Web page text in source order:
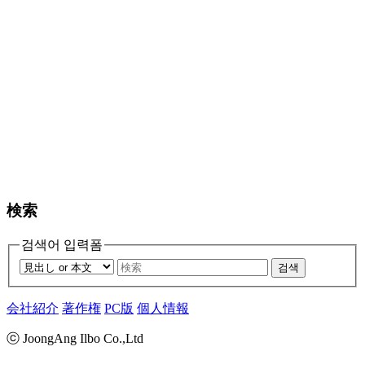
検索
검색어 입력폼
검색
会社紹介 著作権 PC版 個人情報
ⓒ JoongAng Ilbo Co.,Ltd